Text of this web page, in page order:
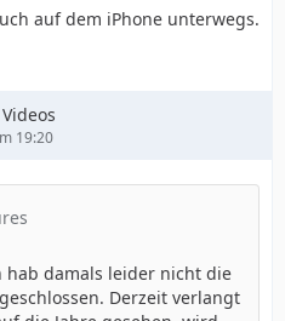
auf dem iPhone unterwegs.
19:20
damals leider nicht die
Derzeit verlangt